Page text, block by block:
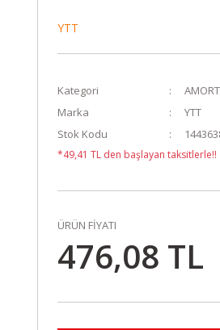
YTT
Kategori
Marka
YTT
Stok Kodu
*49,41 TL den başlayan taksitlerle!!
ÜRÜN FİYATI
476,08 TL